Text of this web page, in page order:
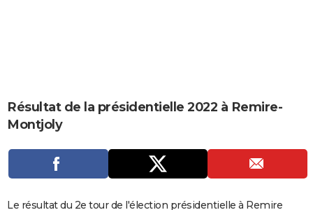
CARTE DE VOEUX
Carte de Noël
Carte Bonne année
Carte Saint-Valentin
Carte Pâques
Carte d'anniversaire
DICTIONNAIRE
Dictionnaire
Biographies
Expressions
Proverbes
PROGRAMME TV
Résultat de la présidentielle 2022 à Remire-
Montjoly
Le résultat du 2e tour de l'élection présidentielle à Remire